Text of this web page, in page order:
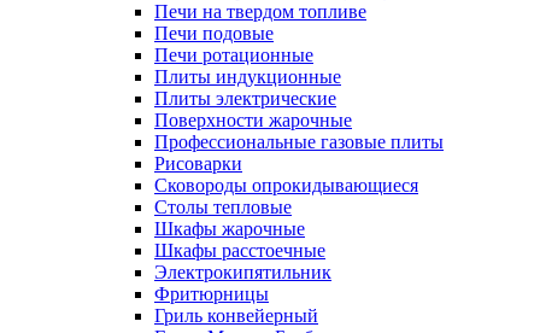
Печи на твердом топливе
Печи подовые
Печи ротационные
Плиты индукционные
Плиты электрические
Поверхности жарочные
Профессиональные газовые плиты
Рисоварки
Сковороды опрокидывающиеся
Столы тепловые
Шкафы жарочные
Шкафы расстоечные
Электрокипятильник
Фритюрницы
Гриль конвейерный